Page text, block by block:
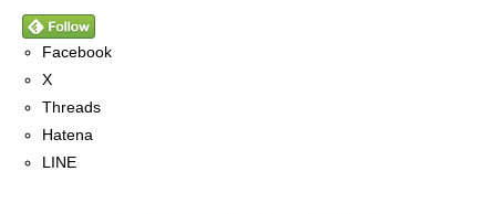
Facebook
X
Threads
Hatena
LINE